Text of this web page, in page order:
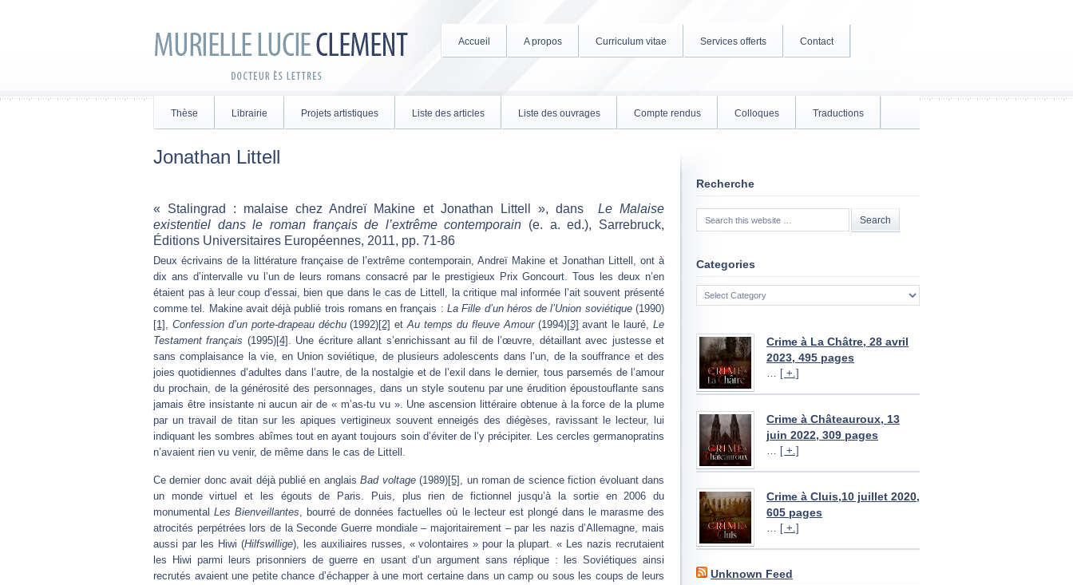
Accueil A propos Curriculum vitae Services offerts Contact
Thèse Librairie Projets artistiques Liste des articles Liste des ouvrages Compte rendus Colloques Traductions
Jonathan Littell
« Stalingrad : malaise chez Andreï Makine et Jonathan Littell », dans Le Malaise
existentiel dans le roman français de l’extrême contemporain (e. a. ed.), Sarrebruck,
Éditions Universitaires Européennes, 2011, pp. 71-86
Deux écrivains de la littérature française de l’extrême contemporain, Andreï Makine et Jonathan Littell, ont à
dix ans d’intervalle vu l’un de leurs romans consacré par le prestigieux Prix Goncourt. Tous les deux n’en
étaient pas à leur coup d’essai, bien que dans le cas de Littell, la critique mal informée l’ait souvent présenté
comme tel. Makine avait déjà publié trois romans en français :La Fille d’un héros de l’Union soviétique(1990)
[1] , Confession d’un porte-drapeau déchu(1992)[2] etAu temps du fleuve Amour(1994)[3] avant le lauré, Le
Testament français (1995)[4] . Une écriture allant s’enrichissant au fil de l’œuvre, détaillant avec justesse et
sans complaisance la vie, en Union soviétique, de plusieurs adolescents dans l’un, de la souffrance et des
joies quotidiennes d’adultes dans l’autre, de la nostalgie et de l’exil dans le dernier, tous parsemés de l’amour
du prochain, de la générosité des personnages, dans un style soutenu par une érudition époustouflante sans
jamais être insistante ni aucun air de « m’as-tu vu ». Une ascension littéraire obtenue à la force de la plume
par un travail de titan sur les apiques vertigineux souvent enneigés des diégèses, ravissant le lecteur, lui
indiquant les sombres abîmes tout en ayant toujours soin d’éviter de l’y précipiter. Les cercles germanopratins
n’avaient rien vu venir, de même dans le cas de Littell.
Ce dernier donc avait déjà publié en anglaisBad voltage(1989)[5] , un roman de science fiction évoluant dans
un monde virtuel et les égouts de Paris. Puis, plus rien de fictionnel jusqu’à la sortie en 2006 du
monumentalLes Bienveillantes, bourré de données factuelles où le lecteur est plongé dans le marasme des
atrocités perpétrées lors de la Seconde Guerre mondiale – majoritairement – par les nazis d’Allemagne, mais
aussi par les Hiwi (Hilfswillige), les auxiliaires russes, « volontaires » pour la plupart. « Les nazis recrutaient
les Hiwi parmi leurs prisonniers de guerre en usant d’un argument sans réplique : les Soviétiques ainsi
recrutés avaient une petite chance d’échapper à une mort certaine dans un camp ou sous les coups de leurs
Recherche
Categories
Categories
Crime à La Châtre, 28 avril
2023, 495 pages
… [ +.]
Crime à Châteauroux, 13
juin 2022, 309 pages
… [ +.]
Crime à Cluis,10 juillet 2020,
605 pages
… [ +.]
Unknown Feed